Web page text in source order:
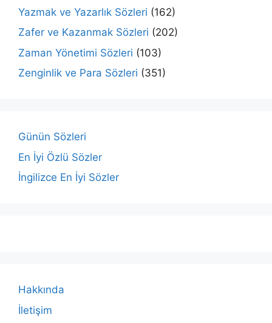
Yazmak ve Yazarlık Sözleri (162)
Zafer ve Kazanmak Sözleri (202)
Zaman Yönetimi Sözleri (103)
Zenginlik ve Para Sözleri (351)
Günün Sözleri
En İyi Özlü Sözler
İngilizce En İyi Sözler
Hakkında
İletişim